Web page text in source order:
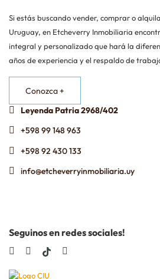
Si estás buscando vender, comprar o
Uruguay, en Etcheverry Inmobiliaria
integral y personalizado que hará la
años de experiencia y el respaldo de
Conozca +
Leyenda Patria 2968/402
+598 99 148 963
+598 92 430 133
info@etcheverryinmobiliaria.uy
Seguinos en redes sociales!